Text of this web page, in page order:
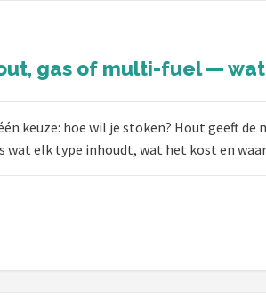
gas of multi-fuel — wat
keuze: hoe wil je stoken? Hout geeft
wat elk type inhoudt, wat het kost en